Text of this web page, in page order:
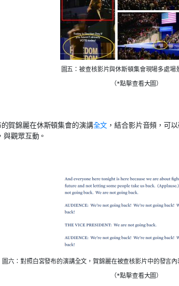
圖五：被查核影片與休斯頓集會現場多處場
（*點擊查看大圖）
賀錦麗在休斯頓集會的演講全文 ，結合影片音頻，可
觀眾互動。
圖六：對照白宮發布的演講全文，賀錦麗在被查核影片中的發言
（*點擊查看大圖）